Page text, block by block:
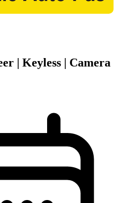
| Keyless | Camera